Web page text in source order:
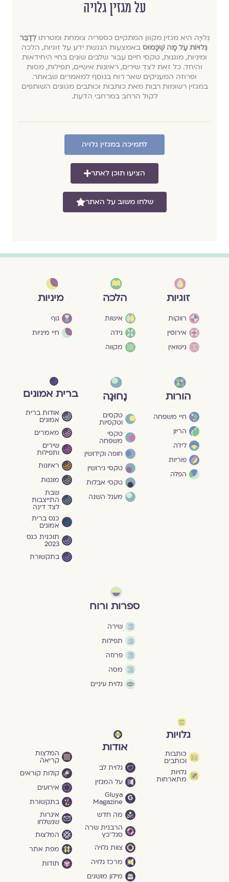
על מגזין גלויה
גְּלוּיָה היא מגזין מקוון המתקיים כספריה צומחת ומטרתולְדַבֵּר
גְּלוּיוֹת עַל מָה שֶׁכָּמוּס באמצעות הנגשת ידע על זוגיות, הלכה
ומיניות, מוגנוּת, טקסי חיים עבור שלבים שונים בחיי היחידאות
והיחד. כל זאת לצד שירים, ראיונות אישיים, תפילות, מסות
ופרוזה המעניקים שאר רוח בנוסף למאמרים שבאתר.
במגזין רשומות רבות מאת כותבות וכותבים מגוונים השותפים
לקול הרחב במרחבי הדעת.
לתמיכה במגזין גלויה
הציעו תוכן לאתר
שלחו משוב על האתר
זוגיות
רווקות
אירוסין
נישואין
הלכה
אישות
נידה
מקווה
מיניות
גוף
חיי מיניות
הורות
חיי משפחה
הריון
לידה
פוריות
הפלה
נָחוּגָה
טקסים
וטקסיות
טקסי
משפחה
חופה וקידושין
טקסי גירושין
טקסי אבלות
מעגל השנה
ברית אמונים
אודות ברית
אמונים
מאמרים
שירים
ותפילות
ראיונות
מוגנוּת
שבת
התייצבות
לצד דינה
כנס ברית
אמונים
תוכנית כנס
2023
בתקשורת
ספרות ורוח
שירה
תפילות
פרוזה
מסה
גלוית עיניים
גלויות
כותבות
וכותבים
גלויות
מתארחות
אודות
גלוית לב
על המגזין
Gluya
Magazine
מה חדש
הרבנית שרה
סגל־כץ
צוות גלויה
מרכז גלויה
מילון מושגים
המלצות
קריאה
קולות קוראים
אירועים
בתקשורת
איגרות
שנשלחו
המלצות
מפת אתר
תודות